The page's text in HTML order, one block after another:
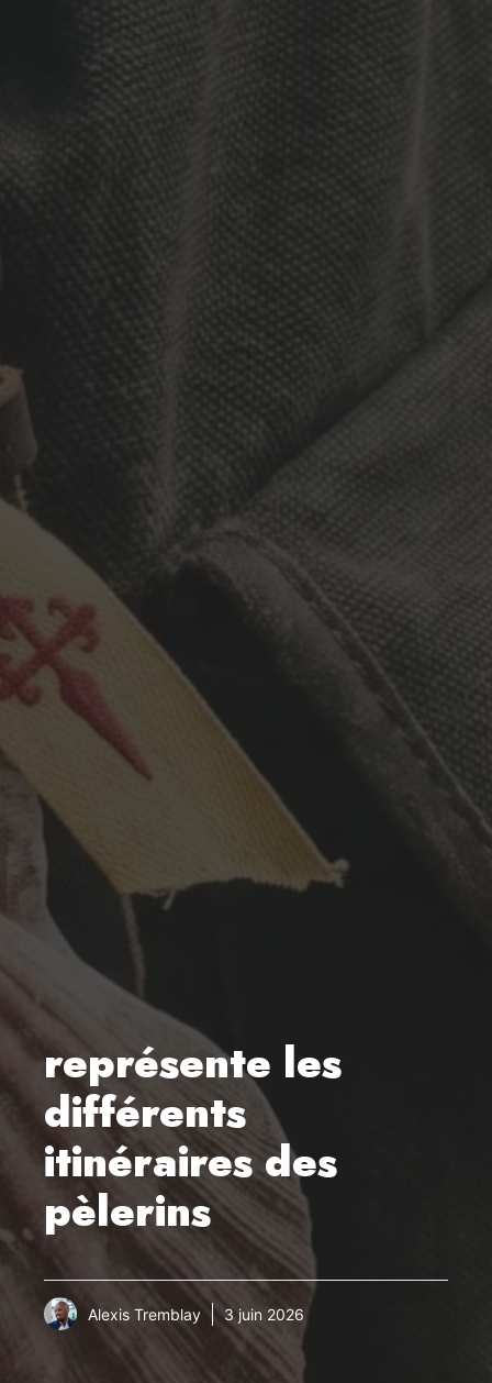
représente les
différents
itinéraires des
pèlerins
Alexis Tremblay 3 juin 2026